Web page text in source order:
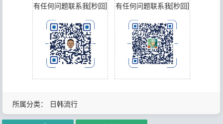
所属分类： 日韩流行
有任何问题联系我[秒回]
有任何问题联系我[秒回]